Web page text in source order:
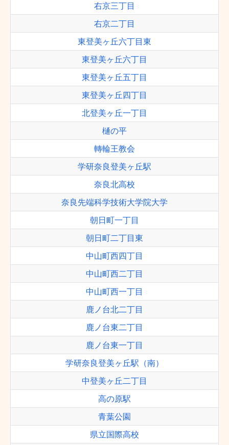
右京三丁目
右京二丁目
東登美ヶ丘六丁目東
東登美ヶ丘六丁目
東登美ヶ丘五丁目
東登美ヶ丘四丁目
北登美ヶ丘一丁目
樋の平
轉輪王教会
学研奈良登美ヶ丘駅
奈良北高校
奈良先端科学技術大学院大学
朝日町一丁目
朝日町二丁目東
中山町西四丁目
中山町西二丁目
中山町西一丁目
鹿ノ台北二丁目
鹿ノ台東二丁目
鹿ノ台東一丁目
学研奈良登美ヶ丘駅（南）
中登美ヶ丘二丁目
高の原駅
青葉公園
県立国際高校